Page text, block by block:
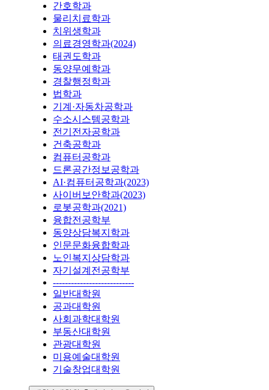
간호학과
물리치료학과
치위생학과
의료경영학과(2024)
태권도학과
동양무예학과
경찰행정학과
법학과
기계·자동차공학과
수소시스템공학과
전기전자공학과
건축공학과
컴퓨터공학과
드론공간정보공학과
AI·컴퓨터공학과(2023)
사이버보안학과(2023)
로봇공학과(2021)
융합전공학부
동양상담복지학과
인문문화융합학과
노인복지상담학과
자기설계전공학부
---------------------------
일반대학원
공과대학원
사회과학대학원
부동산대학원
관광대학원
미용예술대학원
기술창업대학원